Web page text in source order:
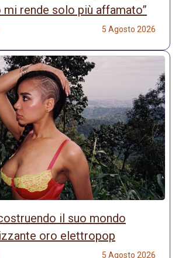
mi rende solo più affamato”
5 Agosto 2026
il suo mondo
oro elettropop
5 Agosto 2026